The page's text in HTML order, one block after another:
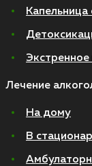
Капельница
Лечение
На дому
В